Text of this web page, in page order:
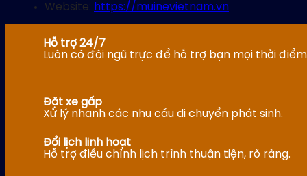
Website: https://muinevietnam.vn
Hỗ trợ 24/7
Luôn có đội ngũ trực để hỗ trợ bạn mọi thời
Đặt xe gấp
Xử lý nhanh các nhu cầu di chuyển phát sinh.
Đổi lịch linh hoạt
Hỗ trợ điều chỉnh lịch trình thuận tiện, rõ ràng.